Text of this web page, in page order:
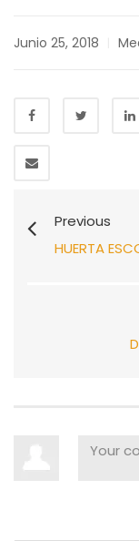
Junio 25, 2018
Previous
HUERTA